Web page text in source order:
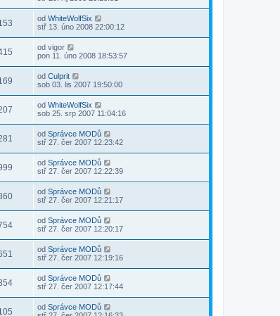
od WhiteWolfSix
stř 13. úno 2008 22:00:12
od vigor
pon 11. úno 2008 18:53:57
od Culprit
sob 03. lis 2007 19:50:00
od WhiteWolfSix
sob 25. srp 2007 11:04:16
od Správce MODů
stř 27. čer 2007 12:23:42
od Správce MODů
stř 27. čer 2007 12:22:39
od Správce MODů
stř 27. čer 2007 12:21:17
od Správce MODů
stř 27. čer 2007 12:20:17
od Správce MODů
stř 27. čer 2007 12:19:16
od Správce MODů
stř 27. čer 2007 12:17:44
od Správce MODů